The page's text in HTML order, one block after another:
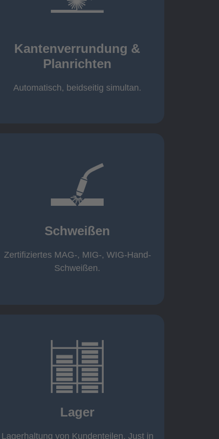
Kantenverrundung &
Planrichten
Automatisch, beidseitig simultan.
Kantenverrundung &
Planrichten
Schweißen
Zertifiziertes MAG-, MIG-, WIG-Hand-
Schweißen.
Schweißen
Handarbeitsplätze 1,5 x 1,5 x 6m /
Roboterschweißen ø800 x 3.200mm
Cobot-Schweißzelle 2 x 1 x 1m /
400A, CMT, 1.000 kg
Lager
Lagerhaltung von Kundenteilen. Just in
Rahmenverträge
Just in Time
eigener Fuhrpark
mehr erfahren